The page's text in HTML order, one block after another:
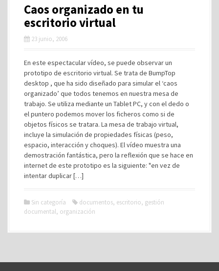
Caos organizado en tu
escritorio virtual
23 junio, 2006
En este espectacular vídeo, se puede observar un
prototipo de escritorio virtual. Se trata de BumpTop
desktop , que ha sido diseñado para simular el ‘caos
organizado’ que todos tenemos en nuestra mesa de
trabajo. Se utiliza mediante un Tablet PC, y con el dedo o
el puntero podemos mover los ficheros como si de
objetos físicos se tratara. La mesa de trabajo virtual,
incluye la simulación de propiedades físicas (peso,
espacio, interacción y choques). El vídeo muestra una
demostración fantástica, pero la reflexión que se hace en
internet de este prototipo es la siguiente: "en vez de
intentar duplicar […]
Sin categoría documentos, escritorio, gestión
documental, organización